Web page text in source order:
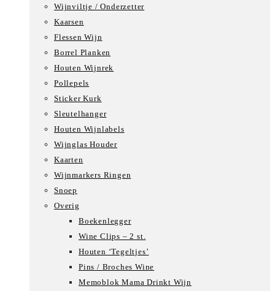
Wijnviltje / Onderzetter
Kaarsen
Flessen Wijn
Borrel Planken
Houten Wijnrek
Pollepels
Sticker Kurk
Sleutelhanger
Houten Wijnlabels
Wijnglas Houder
Kaarten
Wijnmarkers Ringen
Snoep
Overig
Boekenlegger
Wine Clips – 2 st.
Houten ‘Tegeltjes’
Pins / Broches Wine
Memoblok Mama Drinkt Wijn